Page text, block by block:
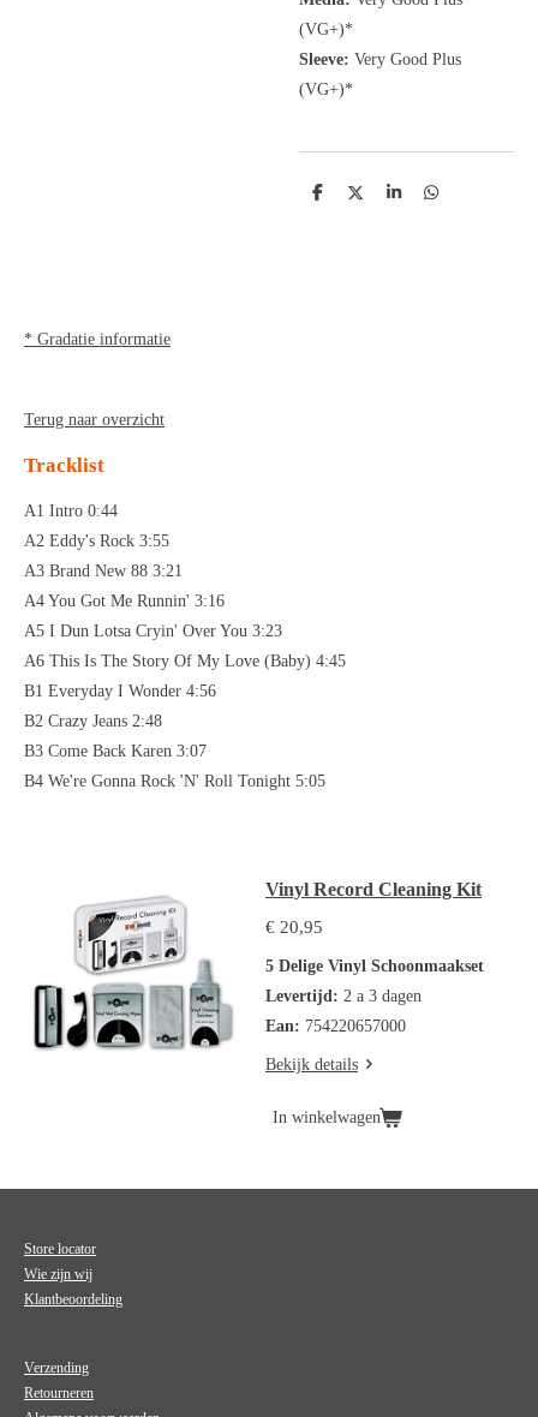
(VG+)*
Sleeve: Very Good Plus
(VG+)*
D
D
S
D
* Gradatie informatie
Terug naar overzicht
Tracklist
A1 Intro 0:44
A2 Eddy's Rock 3:55
A3 Brand New 88 3:21
A4 You Got Me Runnin' 3:16
A5 I Dun Lotsa Cryin' Over You 3:23
A6 This Is The Story Of My Love (Baby) 4:45
B1 Everyday I Wonder 4:56
B2 Crazy Jeans 2:48
B3 Come Back Karen 3:07
B4 We're Gonna Rock 'N' Roll Tonight 5:05
Vinyl Record Cleaning Kit
€ 20,95
5 Delige Vinyl Schoonmaakset
Levertijd: 2 a 3 dagen
Ean: 754220657000
Bekijk details
In winkelwagen
Store locator
Wie zijn wij
Klantbeoordeling
Verzending
Retourneren